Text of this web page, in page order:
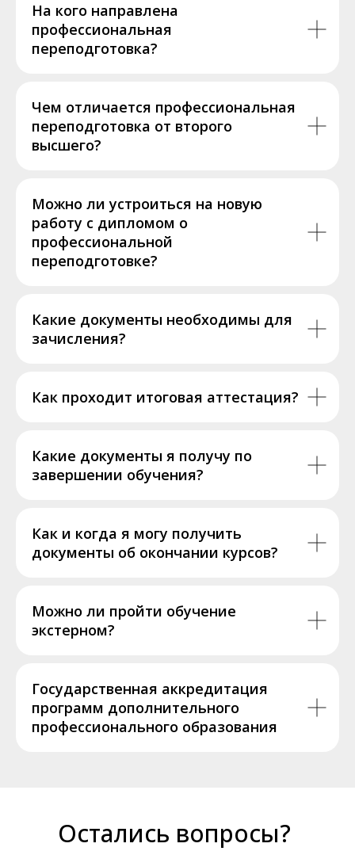
На кого направлена
профессиональная
переподготовка?
Чем отличается профессиональная
переподготовка от второго
высшего?
Можно ли устроиться на новую
работу с дипломом о
профессиональной
переподготовке?
Какие документы необходимы для
зачисления?
Как проходит итоговая аттестация?
Какие документы я получу по
завершении обучения?
Как и когда я могу получить
документы об окончании курсов?
Можно ли пройти обучение
экстерном?
Государственная аккредитация
программ дополнительного
профессионального образования
Остались вопросы?